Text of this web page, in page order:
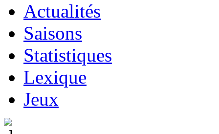
Actualités
Saisons
Statistiques
Lexique
Jeux